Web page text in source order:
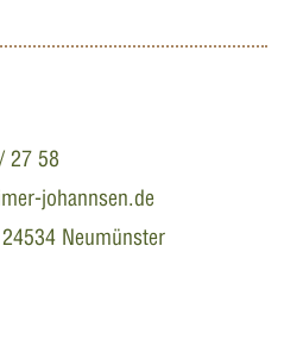
27 58
johannsen.de
Neumünster